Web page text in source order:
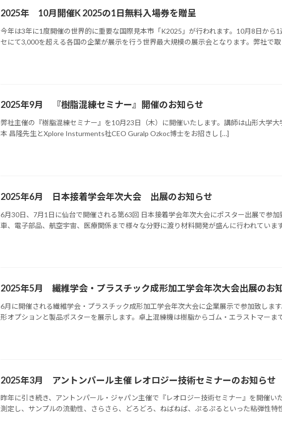
2025年 10月開催K 2025の1日無料入場券を贈呈
今年は3年に1度開催の世界的に重要な国際見本市「K2025」が行われます。10月8日から
セにて3,000を超える各国の企業が展示を行う世界最大規模の展示会となります。弊社で
2025年9月 『樹脂混練セミナー』開催のお知らせ
弊社主催の『樹脂混練セミナー』を10月23日（木）に開催いたします。講師は山形大学
本 昌隆先生とXplore Insturments社CEO Guralp Ozkoc博士をお招きし […]
2025年6月 日本接着学会年次大会 出展のお知らせ
6月30日、7月1日に仙台で開催される第63回 日本接着学会年次大会にポスター出展で参
車、電子部品、航空宇宙、医療関係まで様々な分野に渡り材料開発が盛んに行われていま
2025年5月 繊維学会・プラスチック成形加工学会年次大会出展のお
6月に開催される繊維学会・プラスチック成形加工学会年次大会に企業展示で参加致しま
形オプションと製品ポスターを展示します。卓上混練機は樹脂からゴム・エラストマーま
2025年3月 アントンパール主催 レオロジー技術セミナーのお知らせ
昨年に引き続き、アントンパール・ジャパン主催で『レオロジー技術セミナー』を開催い
測定し、サンプルの流動性、さらさら、どろどろ、ねばねば、ぷるぷるといった粘弾性特